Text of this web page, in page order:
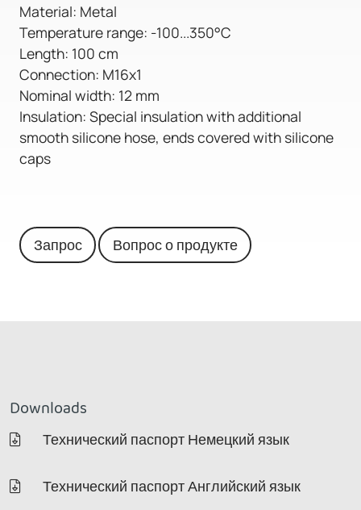
Material: Metal
Temperature range: -100...350°C
Length: 100 cm
Connection: M16x1
Nominal width: 12 mm
Insulation: Special insulation with additional
smooth silicone hose, ends covered with silicone
caps
Запрос Вопрос о продукте
Downloads
Технический паспорт Немецкий язык
Технический паспорт Английский язык